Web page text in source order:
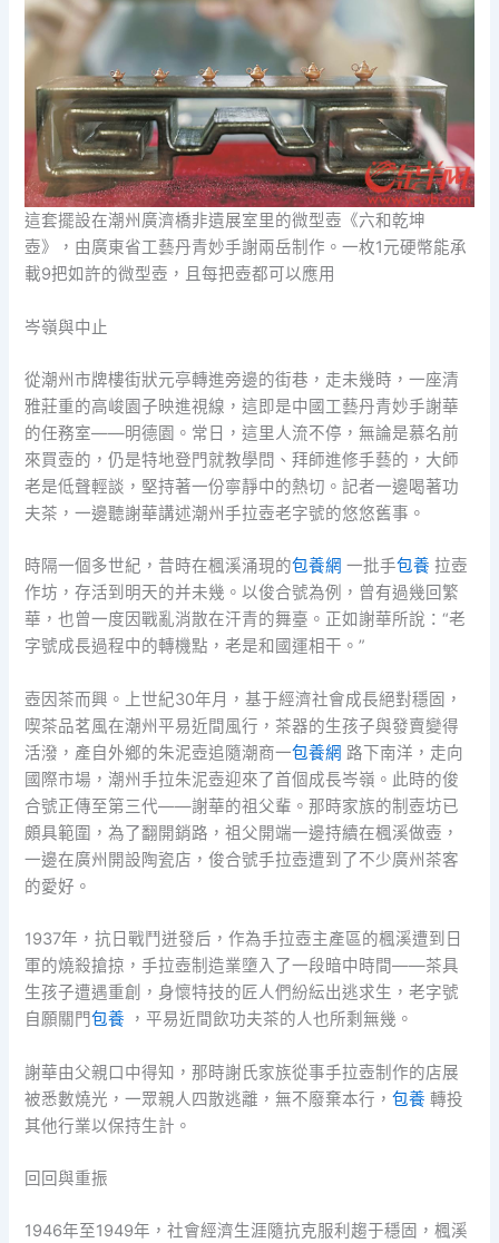
這套擺設在潮州廣濟橋非遺展室里的微型壺《六和乾坤
壺》，由廣東省工藝丹青妙手謝兩岳制作。一枚1元硬幣能承
載9把如許的微型壺，且每把壺都可以應用
岑嶺與中止
從潮州市牌樓街狀元亭轉進旁邊的街巷，走未幾時，一座清
雅莊重的高峻園子映進視線，這即是中國工藝丹青妙手謝華
的任務室——明德園。常日，這里人流不停，無論是慕名前
來買壺的，仍是特地登門就教學問、拜師進修手藝的，大師
老是低聲輕談，堅持著一份寧靜中的熱切。記者一邊喝著功
夫茶，一邊聽謝華講述潮州手拉壺老字號的悠悠舊事。
時隔一個多世紀，昔時在楓溪涌現的包養網 一批手包養 拉壺
作坊，存活到明天的并未幾。以俊合號為例，曾有過幾回繁
華，也曾一度因戰亂消散在汗青的舞臺。正如謝華所說：“老
字號成長過程中的轉機點，老是和國運相干。”
壺因茶而興。上世紀30年月，基于經濟社會成長絕對穩固，
喫茶品茗風在潮州平易近間風行，茶器的生孩子與發賣變得
活潑，產自外鄉的朱泥壺追隨潮商一包養網 路下南洋，走向
國際市場，潮州手拉朱泥壺迎來了首個成長岑嶺。此時的俊
合號正傳至第三代——謝華的祖父輩。那時家族的制壺坊已
頗具範圍，為了翻開銷路，祖父開端一邊持續在楓溪做壺，
一邊在廣州開設陶瓷店，俊合號手拉壺遭到了不少廣州茶客
的愛好。
1937年，抗日戰鬥迸發后，作為手拉壺主產區的楓溪遭到日
軍的燒殺搶掠，手拉壺制造業墮入了一段暗中時間——茶具
生孩子遭遇重創，身懷特技的匠人們紛紜出逃求生，老字號
自願關門包養 ，平易近間飲功夫茶的人也所剩無幾。
謝華由父親口中得知，那時謝氏家族從事手拉壺制作的店展
被悉數燒光，一眾親人四散逃離，無不廢棄本行，包養 轉投
其他行業以保持生計。
回回與重振
1946年至1949年，社會經濟生涯隨抗克服利趨于穩固，楓溪